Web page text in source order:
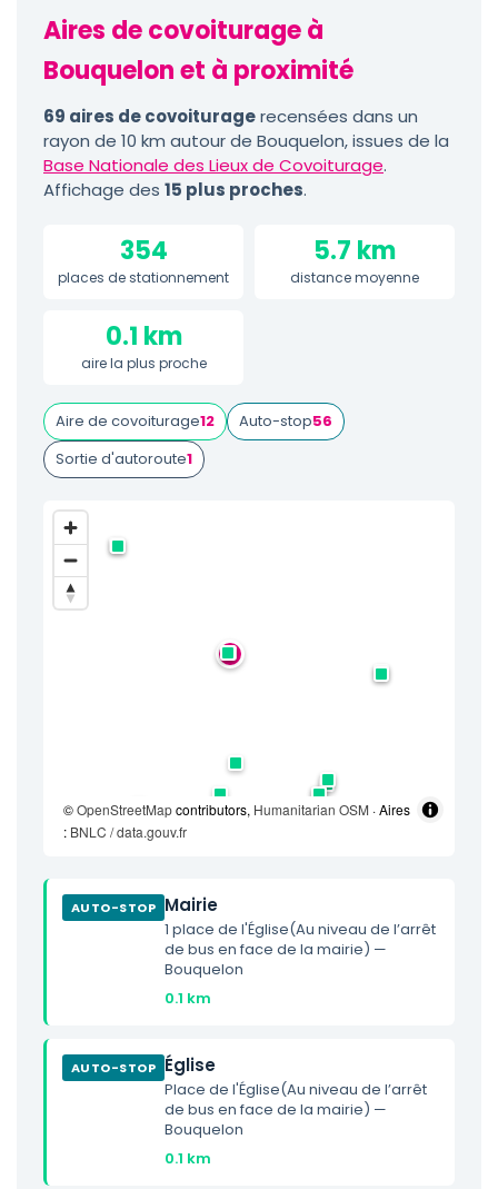
Aires de covoiturage à
Bouquelon et à proximité
69 aires de covoituragerecensées dans un
rayon de 10 km autour de Bouquelon, issues de la
Base Nationale des Lieux de Covoiturage.
Affichage des 15 plus proches.
354
places de stationnement
5.7 km
distance moyenne
0.1 km
aire la plus proche
Aire de covoiturage12 Auto-stop56
Sortie d'autoroute1
©OpenStreetMapcontributors, Humanitarian OSM · Aires
: BNLC / data.gouv.fr
AUTO-STOP Mairie
1 place de l'Église(Au niveau de l’arrêt
de bus en face de la mairie) —
Bouquelon
0.1 km
AUTO-STOP Église
Place de l'Église(Au niveau de l’arrêt
de bus en face de la mairie) —
Bouquelon
0.1 km